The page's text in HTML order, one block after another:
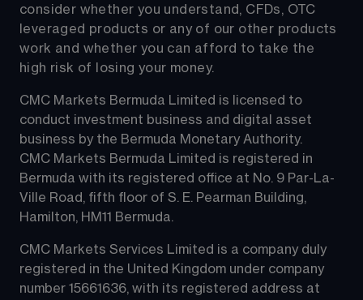
consider whether you understand, CFDs, OTC
leveraged products or any of our other products
work and whether you can afford to take the
high risk of losing your money.
CMC Markets Bermuda Limited is licensed to
conduct investment business and digital asset
business by the Bermuda Monetary Authority.
CMC Markets Bermuda Limited is registered in
Bermuda with its registered office at No. 9 Par-La-
Ville Road, fifth floor of S. E. Pearman Building,
Hamilton, HM11 Bermuda.
CMC Markets Services Limited is a company duly
registered in the United Kingdom under company
number 15661636, with its registered address at